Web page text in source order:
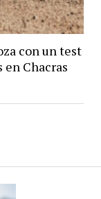
con un test
Chacras